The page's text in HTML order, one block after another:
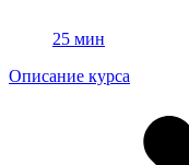
25 мин
Описание курса